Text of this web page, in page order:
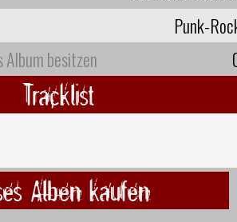
Punk-
besitzen
Tracklist
Alben kaufen